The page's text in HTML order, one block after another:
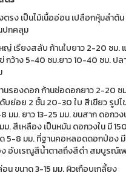
รง เป็นไม้เนื้ออ่อน เปลือกหุ้มลำต้น
ปกคลุม
หญ่ เรียงสลับ ก้านใบยาว 2-20 ซม.
กว้าง 5-40 ซม.ยาว 10-40 ซม. ป
นรองดอก ก้านช่อดอกยาว 2-20 ซ
บย่อย 2 ชั้น 20-30 ใบ สีเขียว รูปไ
มม. ยาว 13-25 มม. ขนสาก ดอกวง
. สีเหลือง เป็นหมัน ดอกวงใน มี
5-8 มม. ที่ฐานคอหลอดดอกป่อง มี
อับเรณูสีน้ำตาลถึงสีดำ สมบูรณ์เ
น ขนาด 3-15 มม. ผิวเกือบเกลี้ยง